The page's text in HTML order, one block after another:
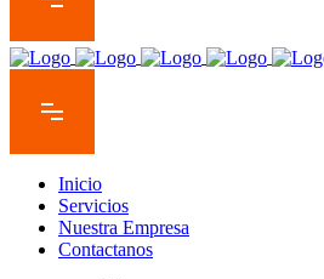
Inicio
Servicios
Nuestra Empresa
Contactanos